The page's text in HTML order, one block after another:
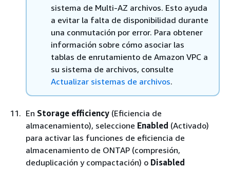
sistema de Multi-AZ archivos. Esto ayuda
a evitar la falta de disponibilidad durante
una conmutación por error. Para obtener
información sobre cómo asociar las
tablas de enrutamiento de Amazon VPC a
su sistema de archivos, consulte
Actualizar sistemas de archivos.
En Storage efficiency (Eficiencia de
almacenamiento), seleccione Enabled (Activado)
para activar las funciones de eficiencia de
almacenamiento de ONTAP (compresión,
deduplicación y compactación) o Disabled